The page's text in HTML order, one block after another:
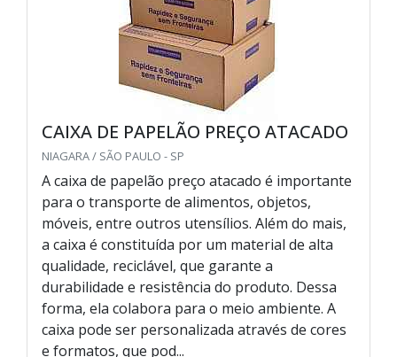
CAIXA DE PAPELÃO PREÇO ATACADO
NIAGARA / SÃO PAULO - SP
A caixa de papelão preço atacado é importante
para o transporte de alimentos, objetos,
móveis, entre outros utensílios. Além do mais,
a caixa é constituída por um material de alta
qualidade, reciclável, que garante a
durabilidade e resistência do produto. Dessa
forma, ela colabora para o meio ambiente. A
caixa pode ser personalizada através de cores
e formatos, que pod...